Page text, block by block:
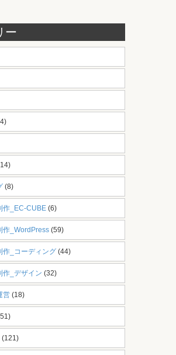
ー
(8)
作_EC-CUBE(6)
作_WordPress(59)
作_コーディング(44)
作_デザイン (32)
営(18)
(121)